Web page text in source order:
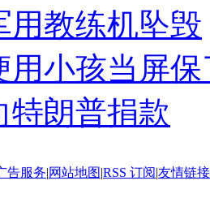
用教练机坠毁
用小孩当屏保
特朗普捐款
告服务|网站地图|RSS 订阅|友情链接